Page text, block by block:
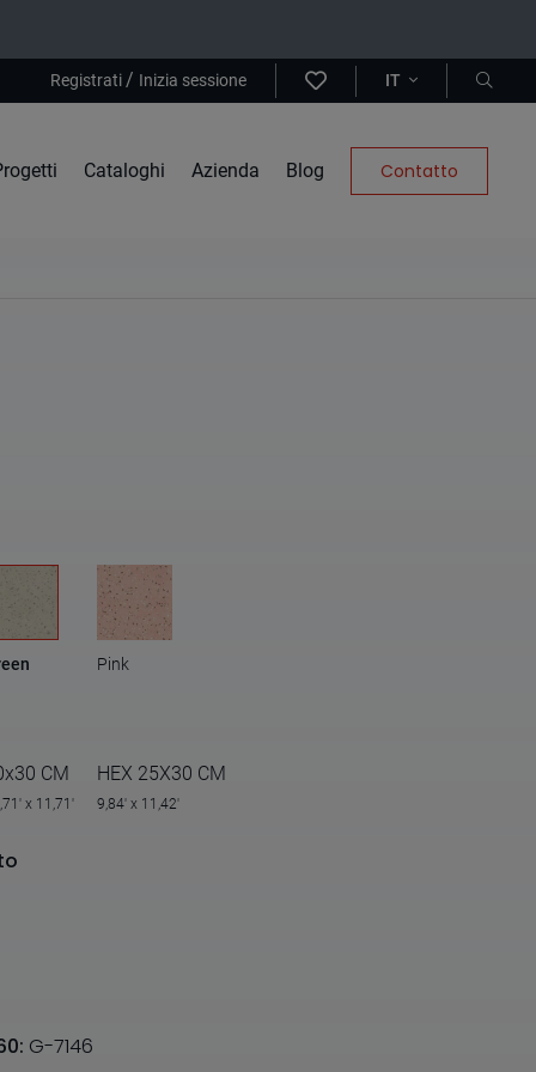
Registrati/ Inizia sessione IT
Cataloghi Azienda Blog Contatto
Pink
CM
x 11,71'
HEX 25X30 CM
9,84' x 11,42'
G-7146